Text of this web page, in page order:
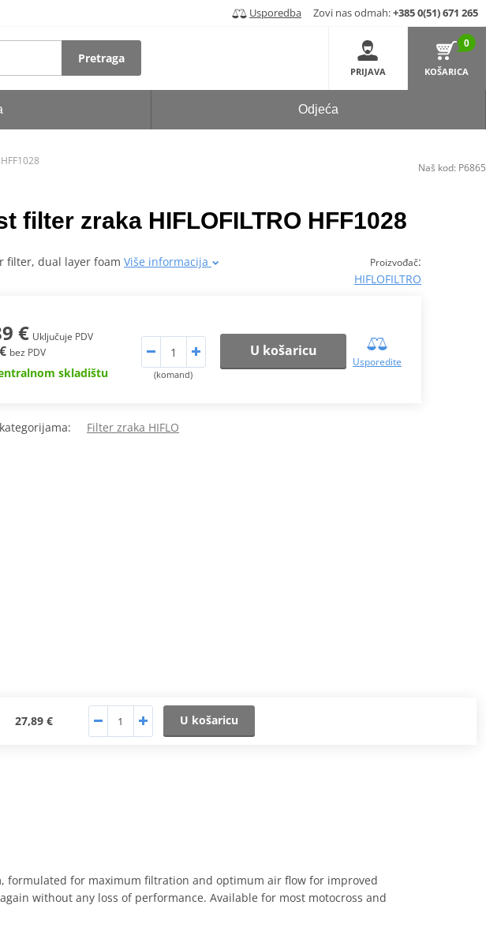
Usporedba Zovi nas odmah:+385 0(51) 671 265
Pretraga
PRIJAVA
0
KOŠARICA
Odjeća
filter zraka HIFLOFILTRO HFF1028
Proizvođač:
HIFLOFILTRO
filter, dual layer foam Više informacija
€ Uključuje PDV
bez PDV
skladištu (komand)
U košaricu
Usporedite
kategorijama: Filter zraka HIFLO
27,89 € U košaricu
for maximum filtration and optimum air flow for improved
without any loss of performance. Available for most motocross and
Naš kod: P6865